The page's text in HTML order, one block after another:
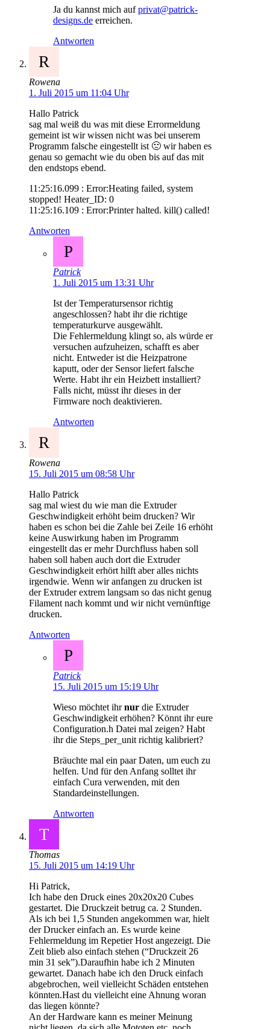
Ja du kannst mich aufprivat@patrick-
designs.de erreichen.
Antworten
R
Rowena
1. Juli 2015 um 11:04 Uhr
Hallo Patrick
sag mal weiß du was mit diese Errormeldung
gemeint ist wir wissen nicht was bei unserem
Programm falsche eingestellt ist 🙁 wir haben es
genau so gemacht wie du oben bis auf das mit
den endstops ebend.
11:25:16.099 : Error:Heating failed, system
stopped! Heater_ID: 0
11:25:16.109 : Error:Printer halted. kill() called!
Antworten
P
Patrick
1. Juli 2015 um 13:31 Uhr
Ist der Temperatursensor richtig
angeschlossen? habt ihr die richtige
temperaturkurve ausgewählt.
Die Fehlermeldung klingt so, als würde er
versuchen aufzuheizen, schafft es aber
nicht. Entweder ist die Heizpatrone
kaputt, oder der Sensor liefert falsche
Werte. Habt ihr ein Heizbett installiert?
Falls nicht, müsst ihr dieses in der
Firmware noch deaktivieren.
Antworten
R
Rowena
15. Juli 2015 um 08:58 Uhr
Hallo Patrick
sag mal wiest du wie man die Extruder
Geschwindigkeit erhöht beim drucken? Wir
haben es schon bei die Zahle bei Zeile 16 erhöht
keine Auswirkung haben im Programm
eingestellt das er mehr Durchfluss haben soll
haben soll haben auch dort die Extruder
Geschwindigkeit erhört hilft aber alles nichts
irgendwie. Wenn wir anfangen zu drucken ist
der Extruder extrem langsam so das nicht genug
Filament nach kommt und wir nicht vernünftige
drucken.
Antworten
P
Patrick
15. Juli 2015 um 15:19 Uhr
Wieso möchtet ihrnur die Extruder
Geschwindigkeit erhöhen? Könnt ihr eure
Configuration.h Datei mal zeigen? Habt
ihr die Steps_per_unit richtig kalibriert?
Bräuchte mal ein paar Daten, um euch zu
helfen. Und für den Anfang solltet ihr
einfach Cura verwenden, mit den
Standardeinstellungen.
Antworten
T
Thomas
15. Juli 2015 um 14:19 Uhr
Hi Patrick,
Ich habe den Druck eines 20x20x20 Cubes
gestartet. Die Druckzeit betrug ca. 2 Stunden.
Als ich bei 1,5 Stunden angekommen war, hielt
der Drucker einfach an. Es wurde keine
Fehlermeldung im Repetier Host angezeigt. Die
Zeit blieb also einfach stehen (“Druckzeit 26
min 31 sek”).Daraufhin habe ich 2 Minuten
gewartet. Danach habe ich den Druck einfach
abgebrochen, weil vielleicht Schäden entstehen
könnten.Hast du vielleicht eine Ahnung woran
das liegen könnte?
An der Hardware kann es meiner Meinung